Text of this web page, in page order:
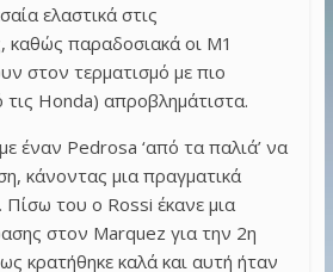
ελαστικά στις
καθώς παραδοσιακά οι M1
στον τερματισμό με πιο
Honda) απροβλημάτιστα.
έναν Pedrosa ‘από τα παλιά’ να
κάνοντας μια πραγματικά
Πίσω του ο Rossi έκανε μια
στον Marquez για την 2η
κρατήθηκε καλά και αυτή ήταν